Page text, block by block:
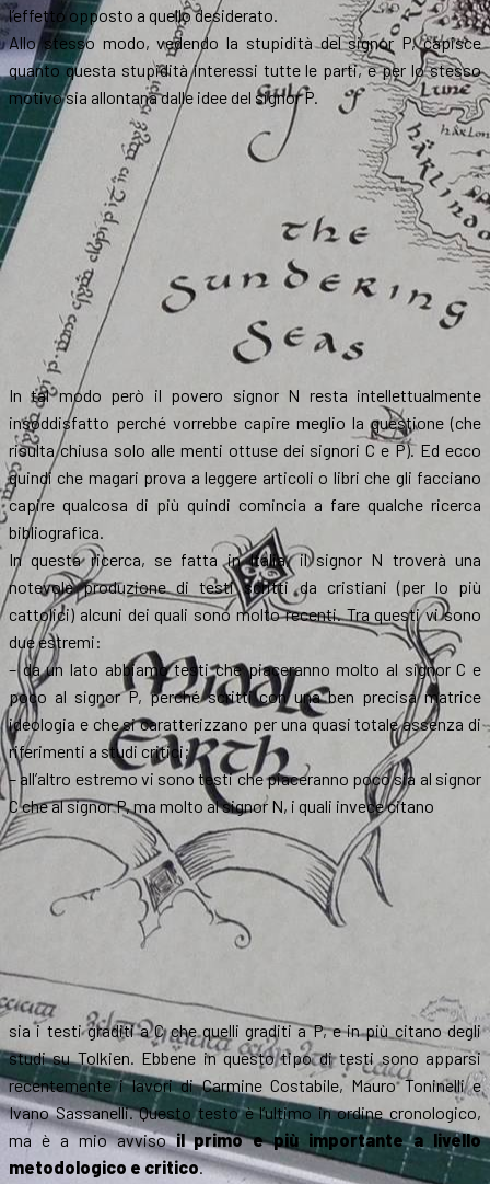
l’effetto opposto a quello desiderato.
Allo stesso modo, vedendo la stupidità del signor P, capisce
quanto questa stupidità interessi tutte le parti, e per lo stesso
motivo sia allontana dalle idee del signor P.
In tal modo però il povero signor N resta intellettualmente
insoddisfatto perché vorrebbe capire meglio la questione (che
risulta chiusa solo alle menti ottuse dei signori C e P). Ed ecco
quindi che magari prova a leggere articoli o libri che gli facciano
capire qualcosa di più quindi comincia a fare qualche ricerca
bibliografica.
In questa ricerca, se fatta in Italia, il signor N troverà una
notevole produzione di testi scritti da cristiani (per lo più
cattolici) alcuni dei quali sono molto recenti. Tra questi vi sono
due estremi:
– da un lato abbiamo testi che piaceranno molto al signor C e
poco al signor P, perché scritti con una ben precisa matrice
ideologia e che si caratterizzano per una quasi totale assenza di
riferimenti a studi critici;
– all’altro estremo vi sono testi che piaceranno poco sia al signor
C che al signor P, ma molto al signor N, i quali invece citano
sia i testi graditi a C che quelli graditi a P, e in più citano degli
studi su Tolkien. Ebbene in questo tipo di testi sono apparsi
recentemente i lavori di Carmine Costabile, Mauro Toninelli e
Ivano Sassanelli. Questo testo è l’ultimo in ordine cronologico,
ma è a mio avvisoil primo e più importante a livello
metodologico e critico.